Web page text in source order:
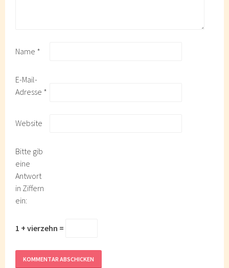
Name *
E-Mail-
Adresse *
Website
Bitte gib
eine
Antwort
in Ziffern
ein:
1 + vierzehn =